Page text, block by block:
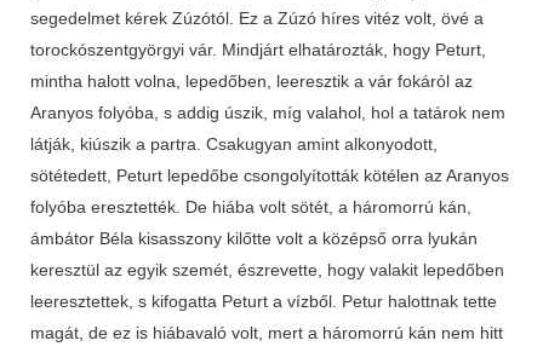
segedelmet kérek Zúzótól. Ez a Zúzó híres vitéz volt, övé a
torockószentgyörgyi vár. Mindjárt elhatározták, hogy Peturt,
mintha halott volna, lepedőben, leeresztik a vár fokáról az
Aranyos folyóba, s addig úszik, míg valahol, hol a tatárok nem
látják, kiúszik a partra. Csakugyan amint alkonyodott,
sötétedett, Peturt lepedőbe csongolyították kötélen az Aranyos
folyóba eresztették. De hiába volt sötét, a háromorrú kán,
ámbátor Béla kisasszony kilőtte volt a középső orra lyukán
keresztül az egyik szemét, észrevette, hogy valakit lepedőben
leeresztettek, s kifogatta Peturt a vízből. Petur halottnak tette
magát, de ez is hiábavaló volt, mert a háromorrú kán nem hitt